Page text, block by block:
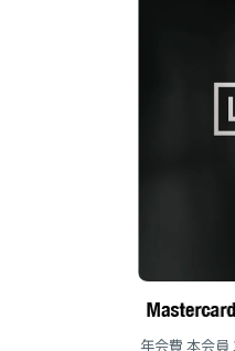
年会費 本会員